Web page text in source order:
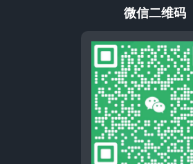
微信二维码